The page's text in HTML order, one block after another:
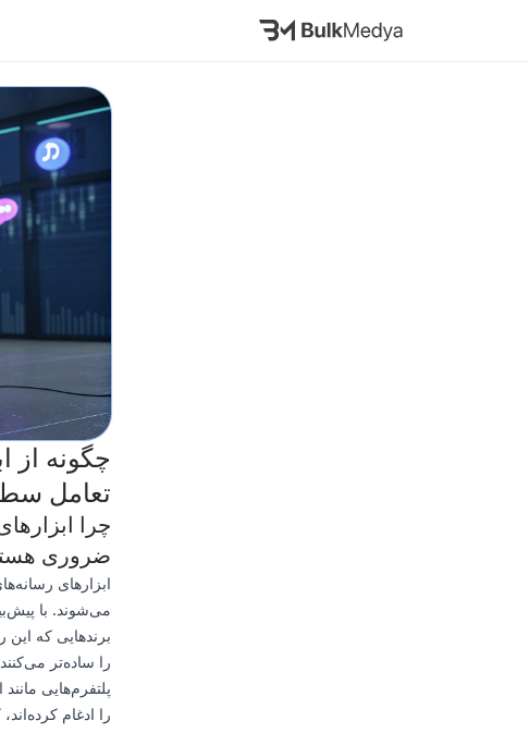
چگونه از
تعامل سطح بالا
ضروری
ابزارهای
برندهایی که این
را ساده‌تر
پلتفرم‌هایی
را ادغام